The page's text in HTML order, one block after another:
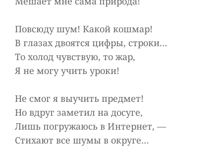
Повсюду шум! Какой кошмар!
В глазах двоятся цифры, строки…
То холод чувствую, то жар,
Я не могу учить уроки!
Не смог я выучить предмет!
Но вдруг заметил на досуге,
Лишь погружаюсь в Интернет, —
Стихают все шумы в округе…